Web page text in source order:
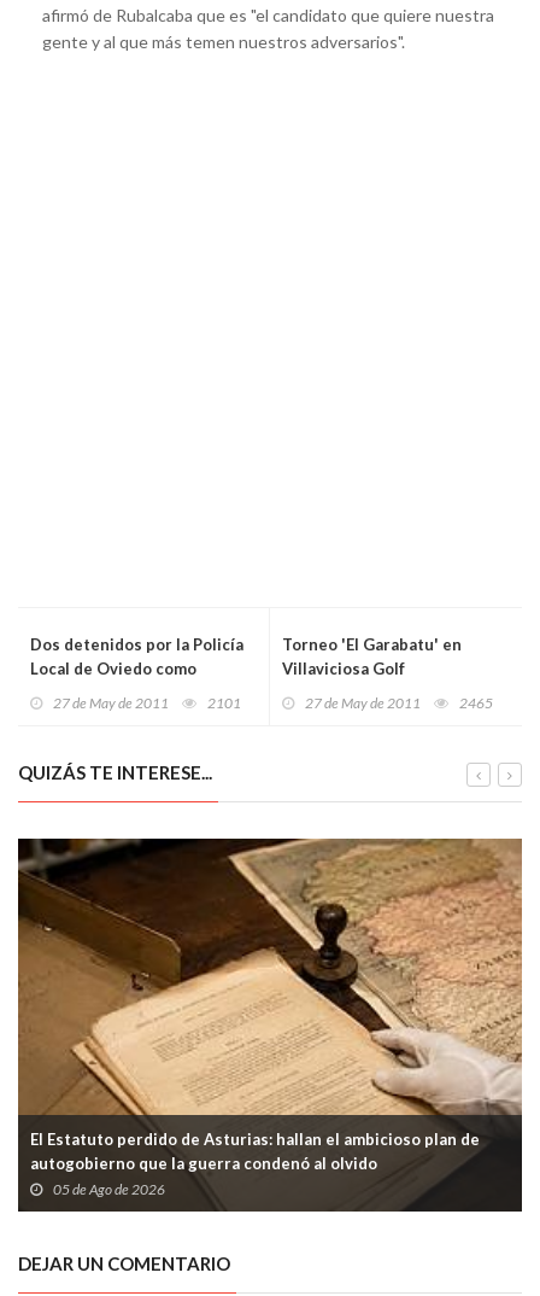
afirmó de Rubalcaba que es "el candidato que quiere nuestra
gente y al que más temen nuestros adversarios".
Dos detenidos por la Policía
Local de Oviedo como
secuestro de una mujer
27 de May de 2011 2101
Torneo 'El Garabatu' en
Villaviciosa Golf
27 de May de 2011 2465
QUIZÁS TE INTERESE...
El Estatuto perdido de Asturias: hallan el ambicioso plan de
autogobierno que la guerra condenó al olvido
05 de Ago de 2026
DEJAR UN COMENTARIO